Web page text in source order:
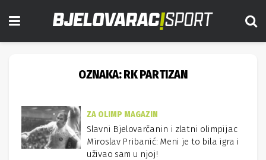
OZNAKA:RK PARTIZAN
ZA OLIMP MAGAZIN
Slavni Bjelovarčanin i zlatni olimpijac
Miroslav Pribanić: Meni je to bila igra i
uživao sam u njoj!